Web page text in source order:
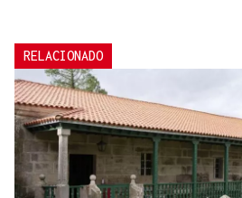
RELACIONADO